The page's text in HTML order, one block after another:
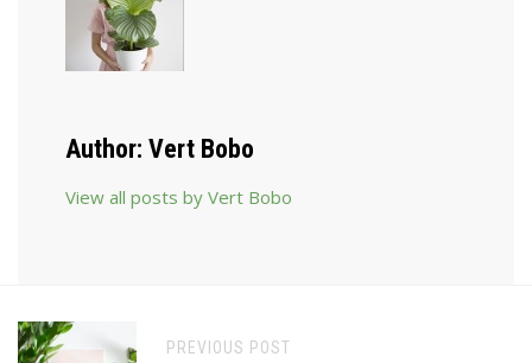
Author: Vert Bobo
View all posts by Vert Bobo
PREVIOUS POST